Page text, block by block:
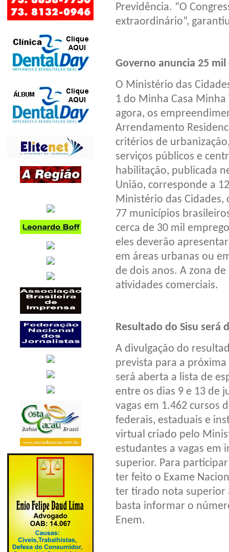
Previdência. “O
extraordinário”,
Governo anuncia 25
O Ministério das
1 do Minha Casa
agora, os
Arrendamento
critérios de
serviços públicos e
habilitação, publicada
União, corresponde a
Ministério das Cidades,
77 municípios
cerca de 30 mil
eles deverão
em áreas urbanas ou
de dois anos. A zona
atividades comerciais.
Resultado do Sisu será
A divulgação do
prevista para a
será aberta a lista de
entre os dias 9 e 13 de
vagas em 1.462 cursos
federais, estaduais e
virtual criado pelo
estudantes a vagas em
superior. Para
ter feito o Exame
ter tirado nota superior
basta informar o
Enem.